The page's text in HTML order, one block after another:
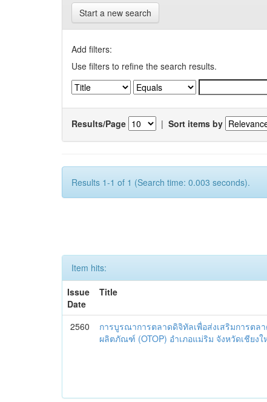
Start a new search
Add filters:
Use filters to refine the search results.
Results/Page | Sort items by
Results 1-1 of 1 (Search time: 0.003 seconds).
Item hits:
Issue
Date
Title
2560
การบูรณาการตลาดดิจิทัลเพื่อส่งเสริมการต
ผลิตภัณฑ์ (OTOP) อำเภอแม่ริม จังหวัดเชียงใ